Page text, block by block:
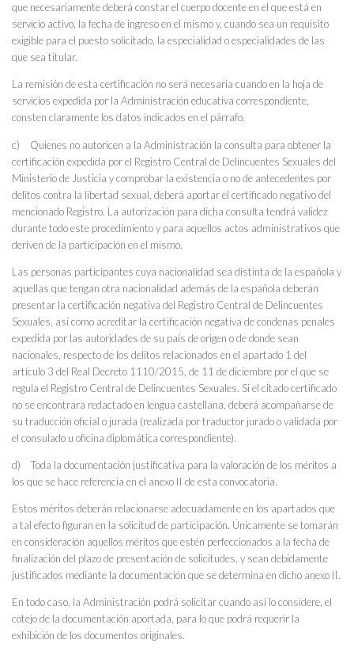
que necesariamente deberá constar el cuerpo docente en el que está en
servicio activo, la fecha de ingreso en el mismo y, cuando sea un requisito
exigible para el puesto solicitado, la especialidad o especialidades de las
que sea titular.
La remisión de esta certificación no será necesaria cuando en la hoja de
servicios expedida por la Administración educativa correspondiente,
consten claramente los datos indicados en el párrafo.
c) Quienes no autoricen a la Administración la consulta para obtener la
certificación expedida por el Registro Central de Delincuentes Sexuales del
Ministerio de Justicia y comprobar la existencia o no de antecedentes por
delitos contra la libertad sexual, deberá aportar el certificado negativo del
mencionado Registro. La autorización para dicha consulta tendrá validez
durante todo este procedimiento y para aquellos actos administrativos que
deriven de la participación en el mismo.
Las personas participantes cuya nacionalidad sea distinta de la española y
aquellas que tengan otra nacionalidad además de la española deberán
presentar la certificación negativa del Registro Central de Delincuentes
Sexuales, así como acreditar la certificación negativa de condenas penales
expedida por las autoridades de su país de origen o de donde sean
nacionales, respecto de los delitos relacionados en el apartado 1 del
artículo 3 del Real Decreto 1110/2015, de 11 de diciembre por el que se
regula el Registro Central de Delincuentes Sexuales. Si el citado certificado
no se encontrara redactado en lengua castellana, deberá acompañarse de
su traducción oficial o jurada (realizada por traductor jurado o validada por
el consulado u oficina diplomática correspondiente).
d) Toda la documentación justificativa para la valoración de los méritos a
los que se hace referencia en el anexo II de esta convocatoria.
Estos méritos deberán relacionarse adecuadamente en los apartados que
a tal efecto figuran en la solicitud de participación. Únicamente se tomarán
en consideración aquellos méritos que estén perfeccionados a la fecha de
finalización del plazo de presentación de solicitudes, y sean debidamente
justificados mediante la documentación que se determina en dicho anexo II.
En todo caso, la Administración podrá solicitar cuando así lo considere, el
cotejo de la documentación aportada, para lo que podrá requerir la
exhibición de los documentos originales.